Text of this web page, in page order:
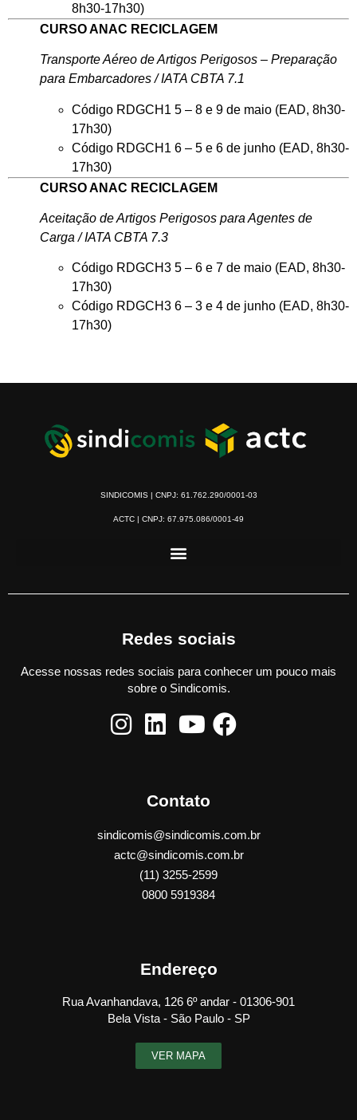
8h30-17h30)
CURSO ANAC RECICLAGEM
Transporte Aéreo de Artigos Perigosos – Preparação
para Embarcadores / IATA CBTA 7.1
Código RDGCH1 5 – 8 e 9 de maio (EAD, 8h30-
17h30)
Código RDGCH1 6 – 5 e 6 de junho (EAD, 8h30-
17h30)
CURSO ANAC RECICLAGEM
Aceitação de Artigos Perigosos para Agentes de
Carga / IATA CBTA 7.3
Código RDGCH3 5 – 6 e 7 de maio (EAD, 8h30-
17h30)
Código RDGCH3 6 – 3 e 4 de junho (EAD, 8h30-
17h30)
SINDICOMIS | CNPJ: 61.762.290/0001-03
ACTC | CNPJ: 67.975.086/0001-49
Redes sociais
Acesse nossas redes sociais para conhecer um pouco mais
sobre o Sindicomis.
Contato
sindicomis@sindicomis.com.br
actc@sindicomis.com.br
(11) 3255-2599
0800 5919384
Endereço
Rua Avanhandava, 126 6º andar - 01306-901
Bela Vista - São Paulo - SP
VER MAPA